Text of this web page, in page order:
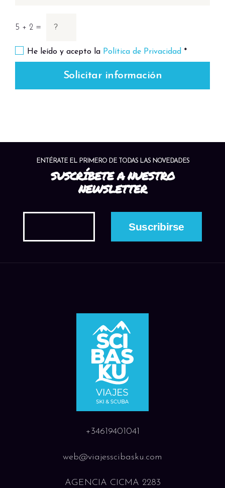
Este itinerario ha sido diseñado para ofrecer la
belleza natural, fauna marina y seguridad, en
un entorno perfectamente adaptado para el
5 + 2 =
He leído y acepto la Política de Privacidad *
Solicitar información
ENTÉRATE EL PRIMERO DE TODAS LAS NOVEDADES
SUSCRÍBETE A NUESTRO
NEWSLETTER
+34619401041
web@viajesscibasku.com
AGENCIA CICMA 2283